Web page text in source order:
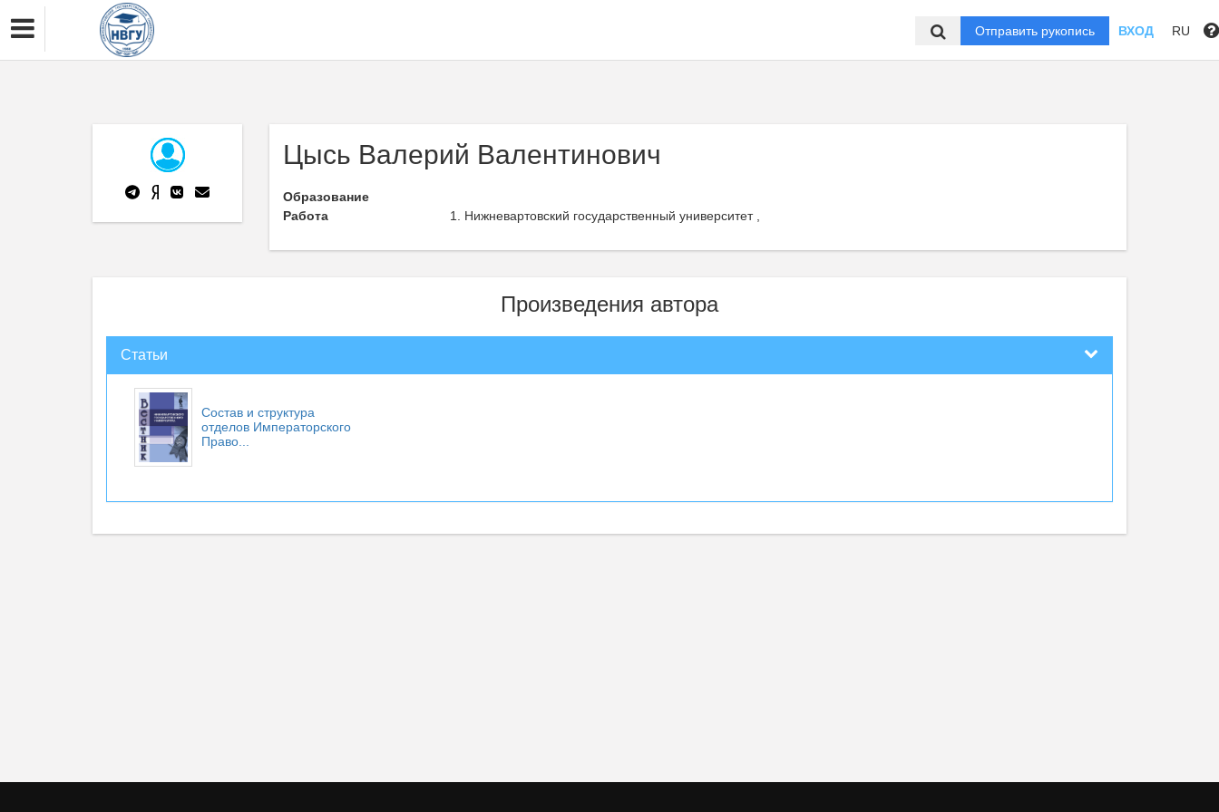
Отправить рукопись ВХОД RU
Цысь Валерий Валентинович
Образование
Работа
Нижневартовский государственный университет ,
Произведения автора
Статьи
Состав и структура
отделов Императорского
Право...